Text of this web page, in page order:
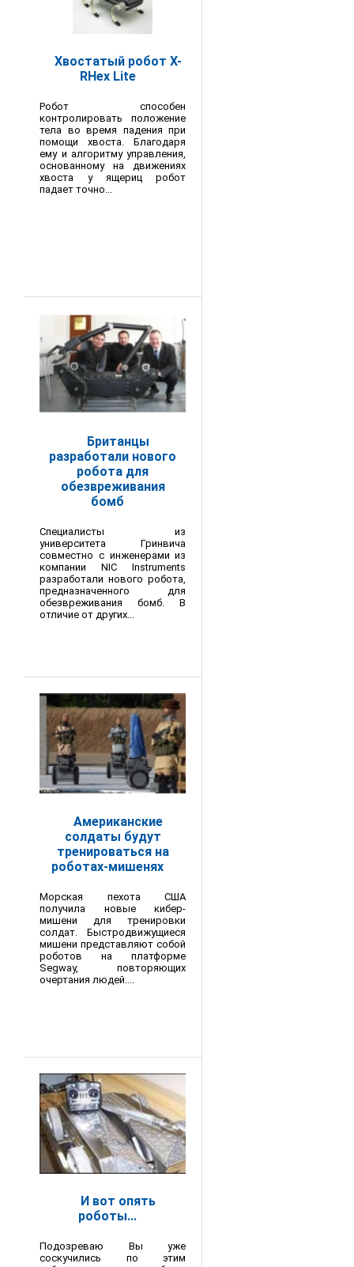
Хвостатый робот X-
RHex Lite
Робот способен
контролировать положение
тела во время падения при
помощи хвоста. Благодаря
ему и алгоритму управления,
основанному на движениях
хвоста у ящериц робот
падает точно...
Британцы
разработали нового
робота для
обезвреживания
бомб
Специалисты из
университета Гринвича
совместно с инженерами из
компании NIC Instruments
разработали нового робота,
предназначенного для
обезвреживания бомб. В
отличие от других...
Американские
солдаты будут
тренироваться на
роботах-мишенях
Морская пехота США
получила новые кибер-
мишени для тренировки
солдат. Быстродвижущиеся
мишени представляют собой
роботов на платформе
Segway, повторяющих
очертания людей....
И вот опять
роботы...
Подозреваю Вы уже
соскучились по этим